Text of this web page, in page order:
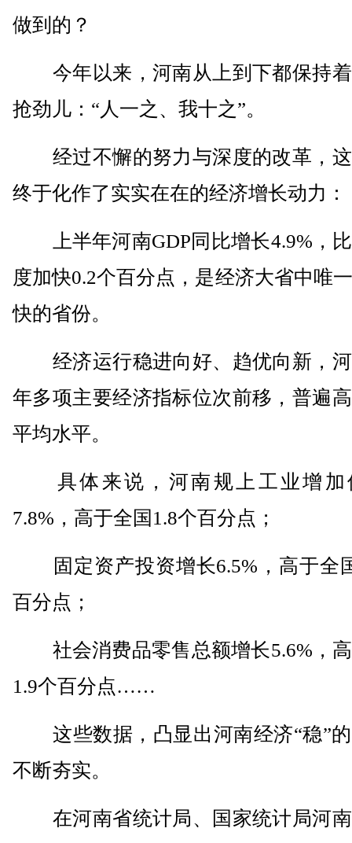
做到的？
今年以来，河南从上到下都保持
抢劲儿：“人一之、我十之”。
经过不懈的努力与深度的改革，
终于化作了实实在在的经济增长动力：
上半年河南GDP同比增长4.9%，
度加快0.2个百分点，是经济大省中唯
快的省份。
经济运行稳进向好、趋优向新，
年多项主要经济指标位次前移，普遍
平均水平。
具体来说，河南规上工业增加
7.8%，高于全国1.8个百分点；
固定资产投资增长6.5%，高于全
百分点；
社会消费品零售总额增长5.6%，
1.9个百分点……
这些数据，凸显出河南经济“稳”
不断夯实。
在河南省统计局、国家统计局河